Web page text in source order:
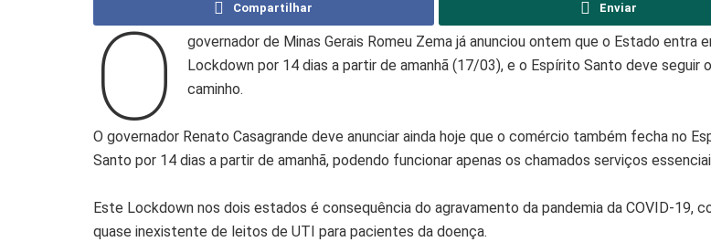
Compartilhar Enviar
O
governador de Minas Gerais Romeu Zema já anunciou ontem que o Estado entra
Lockdown por 14 dias a partir de amanhã (17/03), e o Espírito Santo deve seguir
caminho.
O governador Renato Casagrande deve anunciar ainda hoje que o comércio também fecha no
Santo por 14 dias a partir de amanhã, podendo funcionar apenas os chamados serviços
Este Lockdown nos dois estados é consequência do agravamento da pandemia da COVID-19,
quase inexistente de leitos de UTI para pacientes da doença.